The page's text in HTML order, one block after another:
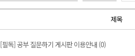
제목
[필독] 공부 질문하기 게시판 이용안내 (0)